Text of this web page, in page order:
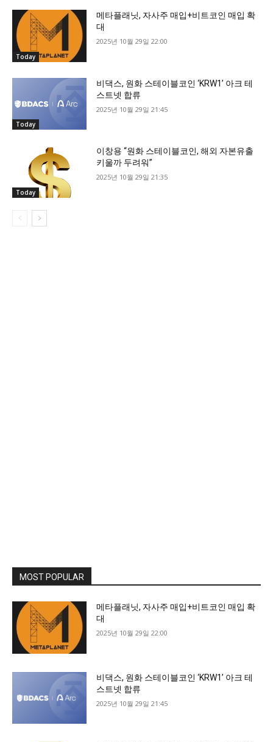
Today
메타플래닛, 자사주 매입+비트코인 매입 확
대
2025년 10월 29일 22:00
Today
비댁스, 원화 스테이블코인 ‘KRW1’ 아크 테
스트넷 합류
2025년 10월 29일 21:45
Today
이창용 “원화 스테이블코인, 해외 자본유출
키울까 두려워”
2025년 10월 29일 21:35
MOST POPULAR
메타플래닛, 자사주 매입+비트코인 매입 확
대
2025년 10월 29일 22:00
비댁스, 원화 스테이블코인 ‘KRW1’ 아크 테
스트넷 합류
2025년 10월 29일 21:45